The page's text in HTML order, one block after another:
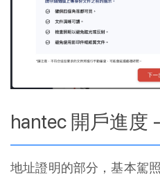
hantec 開戶進度
地址證明的部分，基本駕